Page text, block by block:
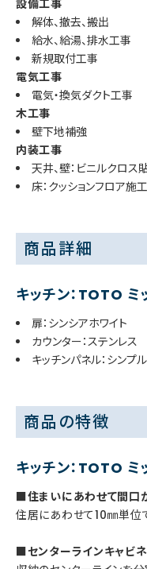
設備工事
解体、撤去、搬出
給水、給湯、排水工事
新規取付工事
電気工事
電気・換気ダクト工事
木工事
壁下地補強
内装工事
天井、壁：ビニルクロス
床：クッションフロア施工
商品詳細
キッチン：TOTO ミ
扉：シンシアホワイト
カウンター：ステンレス
キッチンパネル：シンプ
商品の特徴
キッチン：TOTO ミ
■住まいにあわせて間口
住居にあわせて10㎜単位
■センターラインキャビネ